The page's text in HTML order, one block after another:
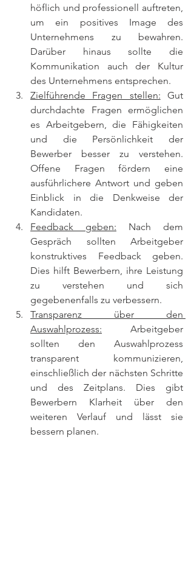
höflich und professionell auftreten,
um ein positives Image des
Unternehmens zu bewahren.
Darüber hinaus sollte die
Kommunikation auch der Kultur
des Unternehmens entsprechen.
Zielführende Fragen stellen: Gut
durchdachte Fragen ermöglichen
es Arbeitgebern, die Fähigkeiten
und die Persönlichkeit der
Bewerber besser zu verstehen.
Offene Fragen fördern eine
ausführlichere Antwort und geben
Einblick in die Denkweise der
Kandidaten.
Feedback geben: Nach dem
Gespräch sollten Arbeitgeber
konstruktives Feedback geben.
Dies hilft Bewerbern, ihre Leistung
zu verstehen und sich
gegebenenfalls zu verbessern.
Transparenz über den
Auswahlprozess: Arbeitgeber
sollten den Auswahlprozess
transparent kommunizieren,
einschließlich der nächsten Schritte
und des Zeitplans. Dies gibt
Bewerbern Klarheit über den
weiteren Verlauf und lässt sie
bessern planen.